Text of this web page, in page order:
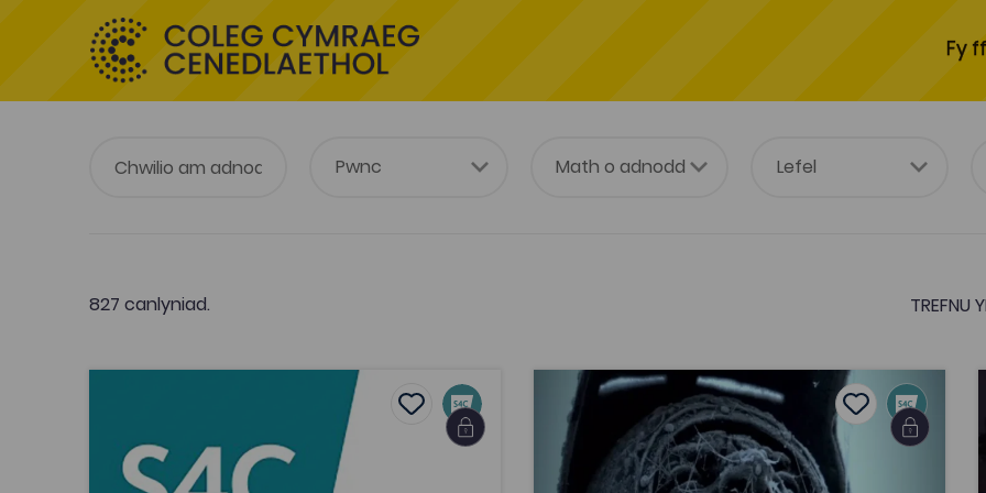
Fy
827 canlyniad. TREFNU
Un Nos Ola' Leuad (1991)
Add to favourites
Add to favourites
Un Nos Ola' Leuad (1991)
Tagiau
Wyneb Glyndŵr (2011)
Add to
Add to favourites
Wyneb Glyndŵr (2011)
Tagiau